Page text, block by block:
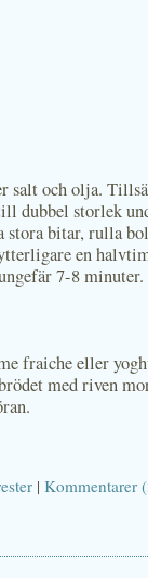
salt och olja.
dubbel storlek
bitar, rulla
en
7-8
fraiche eller
med riven
| Kommentarer